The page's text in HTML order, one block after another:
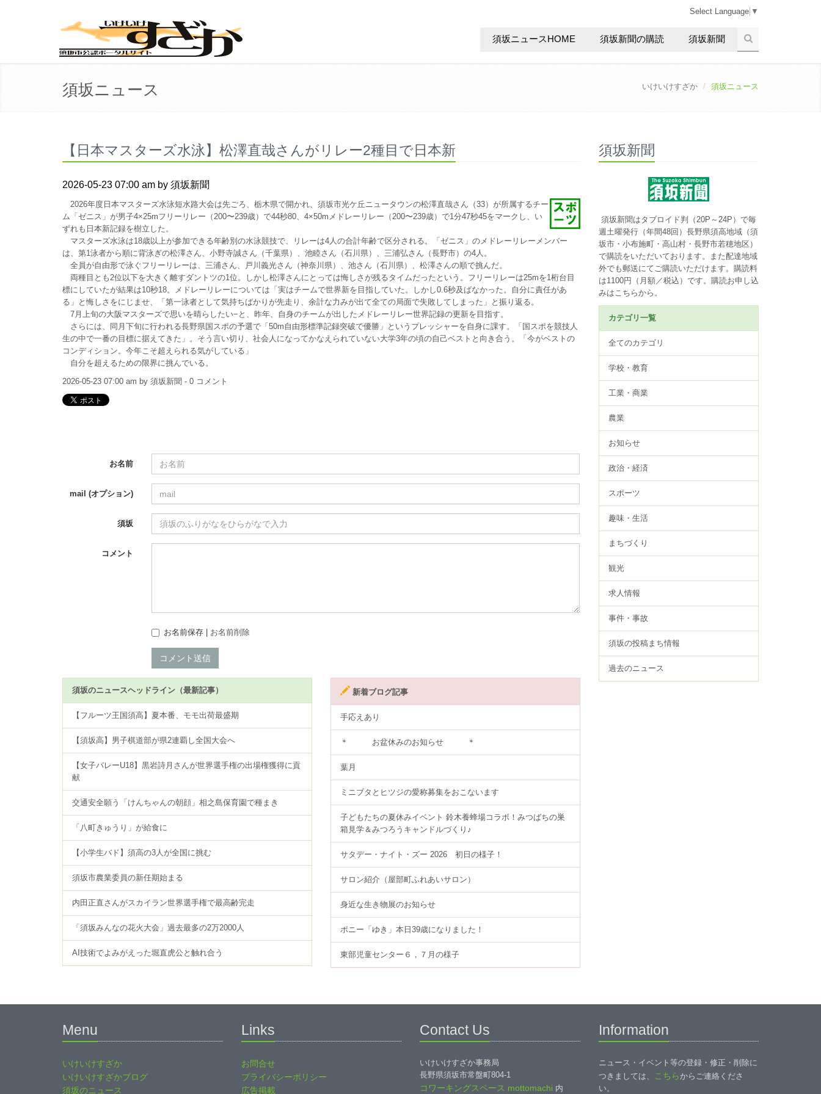
Select Language ▼
須坂ニュースHOME 須坂新聞の購読 須坂新聞
須坂ニュース いけいけすざか 須坂ニュース
【日本マスターズ水泳】松澤直哉さんがリレー2種目で日本新
2026-05-23 07:00 am by 須坂新聞
2026年度日本マスターズ水泳短水路大会は先ごろ、栃木県で開かれ、須坂市光ケ丘ニュータウンの松澤直哉さん（33）が所属するチー
ム「ゼニス」が男子4×25mフリーリレー（200〜239歳）で44秒80、4×50mメドレーリレー（200〜239歳）で1分47秒45をマークし、い
ずれも日本新記録を樹立した。
マスターズ水泳は18歳以上が参加できる年齢別の水泳競技で、リレーは4人の合計年齢で区分される。「ゼニス」のメドレーリレーメンバー
は、第1泳者から順に背泳ぎの松澤さん、小野寺誠さん（千葉県）、池睦さん（石川県）、三浦弘さん（長野市）の4人。
全員が自由形で泳ぐフリーリレーは、三浦さん、戸川義光さん（神奈川県）、池さん（石川県）、松澤さんの順で挑んだ。
両種目とも2位以下を大きく離すダントツの1位。しかし松澤さんにとっては悔しさが残るタイムだったという。フリーリレーは25mを1桁台目
標にしていたが結果は10秒18。メドレーリレーについては「実はチームで世界新を目指していた。しかし0.6秒及ばなかった。自分に責任があ
る」と悔しさをにじませ、「第一泳者として気持ちばかりが先走り、余計な力みが出て全ての局面で失敗してしまった」と振り返る。
7月上旬の大阪マスターズで思いを晴らしたい−と、昨年、自身のチームが出したメドレーリレー世界記録の更新を目指す。
さらには、同月下旬に行われる長野県国スポの予選で「50m自由形標準記録突破で優勝」というプレッシャーを自身に課す。「国スポを競技人
生の中で一番の目標に据えてきた」。そう言い切り、社会人になってかなえられていない大学3年の頃の自己ベストと向き合う。「今がベストの
コンディション。今年こそ超えられる気がしている」
自分を超えるための限界に挑んでいる。
2026-05-23 07:00 am by 須坂新聞 - 0 コメント
お名前
mail (オプション)
須坂
コメント
お名前保存 | お名前削除
コメント送信
須坂のニュースヘッドライン（最新記事）
【フルーツ王国須高】夏本番、モモ出荷最盛期
【須坂高】男子棋道部が県2連覇し全国大会へ
【女子バレーU18】黒岩詩月さんが世界選手権の出場権獲得に貢
献
交通安全願う「けんちゃんの朝顔」相之島保育園で種まき
「八町きゅうり」が給食に
【小学生バド】須高の3人が全国に挑む
須坂市農業委員の新任期始まる
内田正直さんがスカイラン世界選手権で最高齢完走
「須坂みんなの花火大会」過去最多の2万2000人
AI技術でよみがえった堀直虎公と触れ合う
新着ブログ記事
手応えあり
＊ お盆休みのお知らせ ＊
葉月
ミニブタとヒツジの愛称募集をおこないます
子どもたちの夏休みイベント 鈴木養蜂場コラボ！みつばちの巣
箱見学＆みつろうキャンドルづくり♪
サタデー・ナイト・ズー 2026 初日の様子！
サロン紹介（屋部町ふれあいサロン）
身近な生き物展のお知らせ
ポニー「ゆき」本日39歳になりました！
東部児童センター６，７月の様子
須坂新聞
須坂新聞はタブロイド判（20P～24P）で毎
週土曜発行（年間48回）長野県須高地域（須
坂市・小布施町・高山村・長野市若穂地区）
で購読をいただいております。また配達地域
外でも郵送にてご購読いただけます。購読料
は1100円（月額／税込）です。 購読お申し込
みはこちらから。
カテゴリ一覧
全てのカテゴリ
学校・教育
工業・商業
農業
お知らせ
政治・経済
スポーツ
趣味・生活
まちづくり
観光
求人情報
事件・事故
須坂の投稿まち情報
過去のニュース
Menu
いけいけすざか
いけいけすざかブログ
須坂のニュース
Links
お問合せ
プライバシーポリシー
広告掲載
Contact Us
いけいけすざか事務局
長野県須坂市常盤町804-1
コワーキングスペース mottomachi 内
Information
ニュース・イベント等の登録・修正・削除に
つきましては、
こちらからご連絡くださ
い。